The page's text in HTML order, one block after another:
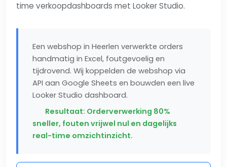
time verkoopdashboards met Looker Studio.
Een webshop in Heerlen verwerkte orders
handmatig in Excel, foutgevoelig en
tijdrovend. Wij koppelden de webshop via
API aan Google Sheets en bouwden een live
Looker Studio dashboard.
Resultaat: Orderverwerking 80%
sneller, fouten vrijwel nul en dagelijks
real-time omzichtinzicht.